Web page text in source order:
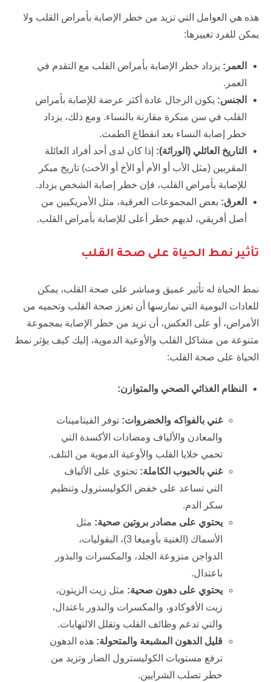
هذه هي العوامل التي تزيد من خطر الإصابة بأمراض القلب ولا
يمكن للفرد تغييرها:
العمر: يزداد خطر الإصابة بأمراض القلب مع التقدم في
العمر.
الجنس: يكون الرجال عادة أكثر عرضة للإصابة بأمراض
القلب في سن مبكرة مقارنة بالنساء. ومع ذلك، يزداد
خطر إصابة النساء بعد انقطاع الطمث.
التاريخ العائلي (الوراثة): إذا كان لدى أحد أفراد العائلة
المقربين (مثل الأب أو الأم أو الأخ أو الأخت) تاريخ مبكر
للإصابة بأمراض القلب، فإن خطر إصابة الشخص يزداد.
العرق: بعض المجموعات العرقية، مثل الأمريكيين من
أصل أفريقي، لديهم خطر أعلى للإصابة بأمراض القلب.
تأثير نمط الحياة على صحة القلب
نمط الحياة له تأثير عميق ومباشر على صحة القلب، يمكن
للعادات اليومية التي نمارسها أن تعزز صحة القلب وتحميه من
الأمراض، أو على العكس، أن تزيد من خطر الإصابة بمجموعة
متنوعة من مشاكل القلب والأوعية الدموية، إليك كيف يؤثر نمط
الحياة على صحة القلب:
النظام الغذائي الصحي والمتوازن:
غني بالفواكه والخضروات: توفر الفيتامينات
والمعادن والألياف ومضادات الأكسدة التي
تحمي خلايا القلب والأوعية الدموية من التلف.
غني بالحبوب الكاملة: تحتوي على الألياف
التي تساعد على خفض الكوليسترول وتنظيم
سكر الدم.
يحتوي على مصادر بروتين صحية: مثل
الأسماك (الغنية بأوميغا 3)، البقوليات،
الدواجن منزوعة الجلد، والمكسرات والبذور
باعتدال.
يحتوي على دهون صحية: مثل زيت الزيتون،
زيت الأفوكادو، والمكسرات والبذور باعتدال،
والتي تدعم وظائف القلب وتقلل الالتهابات.
قليل الدهون المشبعة والمتحولة: هذه الدهون
ترفع مستويات الكوليسترول الضار وتزيد من
خطر تصلب الشرايين.